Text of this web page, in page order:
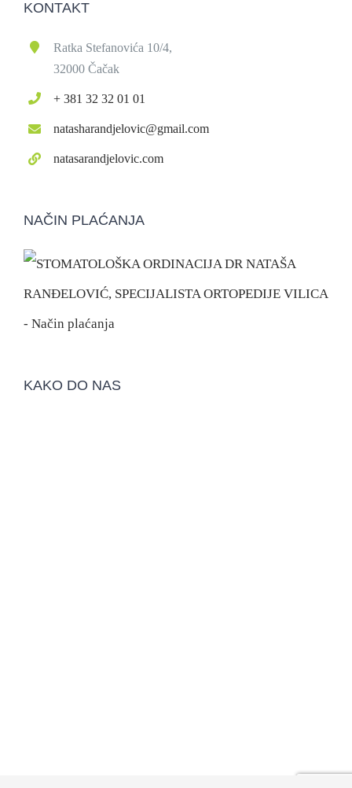
KONTAKT
Ratka Stefanovića 10/4,
32000 Čačak
+ 381 32 32 01 01
natasharandjelovic@gmail.com
natasarandjelovic.com
NAČIN PLAĆANJA
KAKO DO NAS